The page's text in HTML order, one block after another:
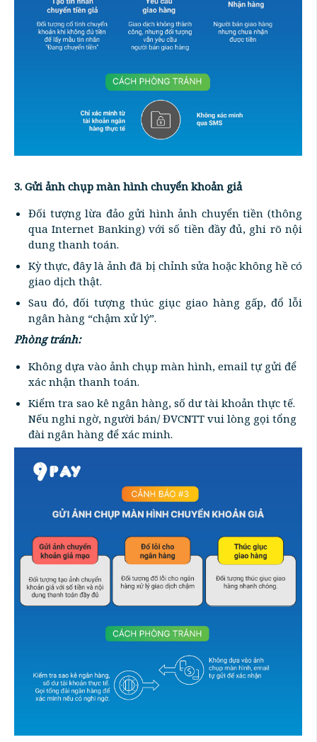
3. Gửi ảnh chụp màn hình chuyển khoản giả
Đối tượng lừa đảo gửi hình ảnh chuyển tiền (thông
qua Internet Banking) với số tiền đầy đủ, ghi rõ nội
dung thanh toán.
Kỳ thực, đây là ảnh đã bị chỉnh sửa hoặc không hề có
giao dịch thật.
Sau đó, đối tượng thúc giục giao hàng gấp, đổ lỗi
ngân hàng “chậm xử lý”.
Phòng tránh:
Không dựa vào ảnh chụp màn hình, email tự gửi để
xác nhận thanh toán.
Kiểm tra sao kê ngân hàng, số dư tài khoản thực tế.
Nếu nghi ngờ, người bán/ ĐVCNTT vui lòng gọi tổng
đài ngân hàng để xác minh.